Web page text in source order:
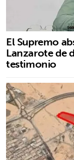
El Supremo
Lanzarote de
testimonio